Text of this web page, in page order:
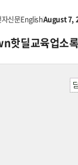
신문EnglishAugust 7,
핫딜교육업소록